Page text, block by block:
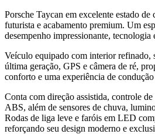
Porsche Taycan em excelente estado de
futurista e acabamento premium. Um
desempenho impressionante, tecnologia
Veículo equipado com interior refinado,
última geração, GPS e câmera de ré,
conforto e uma experiência de
Conta com direção assistida, controle
ABS, além de sensores de chuva,
Rodas de liga leve e faróis em LED
reforçando seu design moderno e